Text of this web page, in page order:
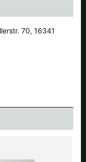
70, 16341